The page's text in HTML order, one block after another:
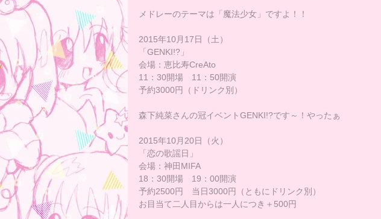
メドレーのテーマは「魔法少女」ですよ！！
2015年10月17日（土）
「GENKI!?」
会場：恵比寿CreAto
11：30開場　11：50開演
予約3000円（ドリンク別）
森下純菜さんの冠イベントGENKI!?です～！やったぁ
2015年10月20日（火）
「恋の歌謡日」
会場：神田MIFA
18：30開場　19：00開演
予約2500円　当日3000円（ともにドリンク別）
お目当て二人目からは一人につき＋500円